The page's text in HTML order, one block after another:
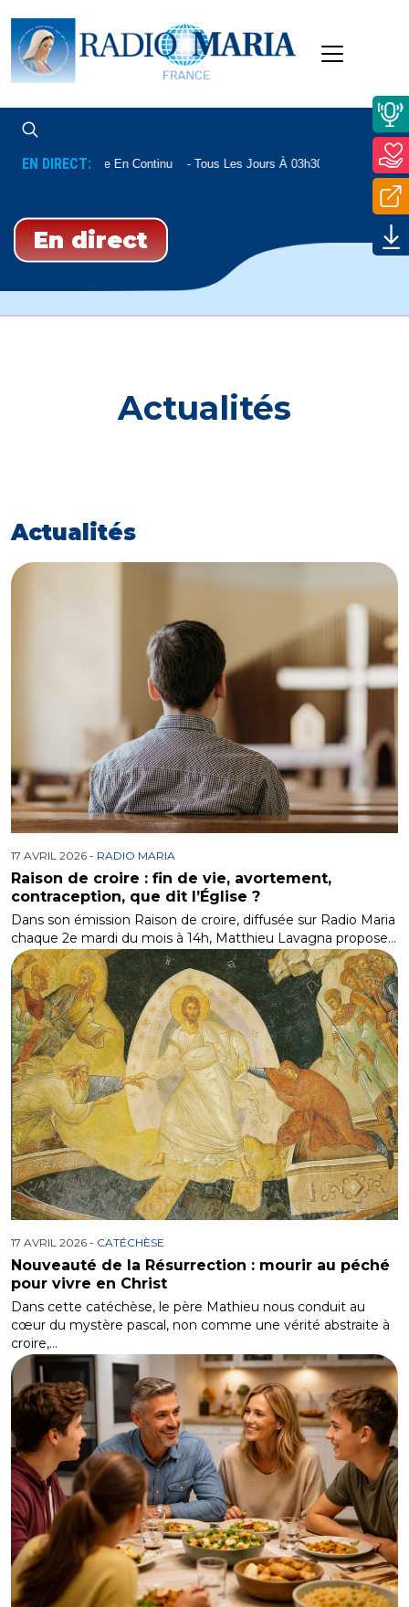
EN DIRECT:Bible En Continu Tous Les Jours À 03h30
En direct
Actualités
Actualités
17 AVRIL 2026 - RADIO MARIA
Raison de croire : fin de vie, avortement,
contraception, que dit l’Église ?
Dans son émission Raison de croire, diffusée sur Radio Maria
chaque 2e mardi du mois à 14h, Matthieu Lavagna propose…
17 AVRIL 2026 - CATÉCHÈSE
Nouveauté de la Résurrection : mourir au péché
pour vivre en Christ
Dans cette catéchèse, le père Mathieu nous conduit au
cœur du mystère pascal, non comme une vérité abstraite à
croire,…